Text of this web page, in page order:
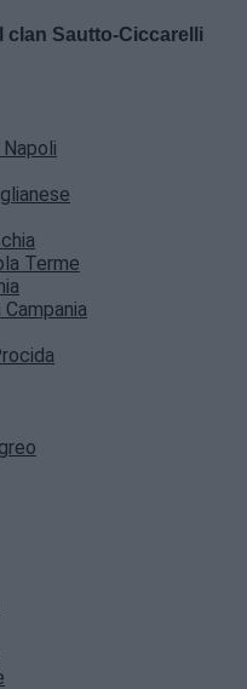
clan Sautto-Ciccarelli
Terme
Campania